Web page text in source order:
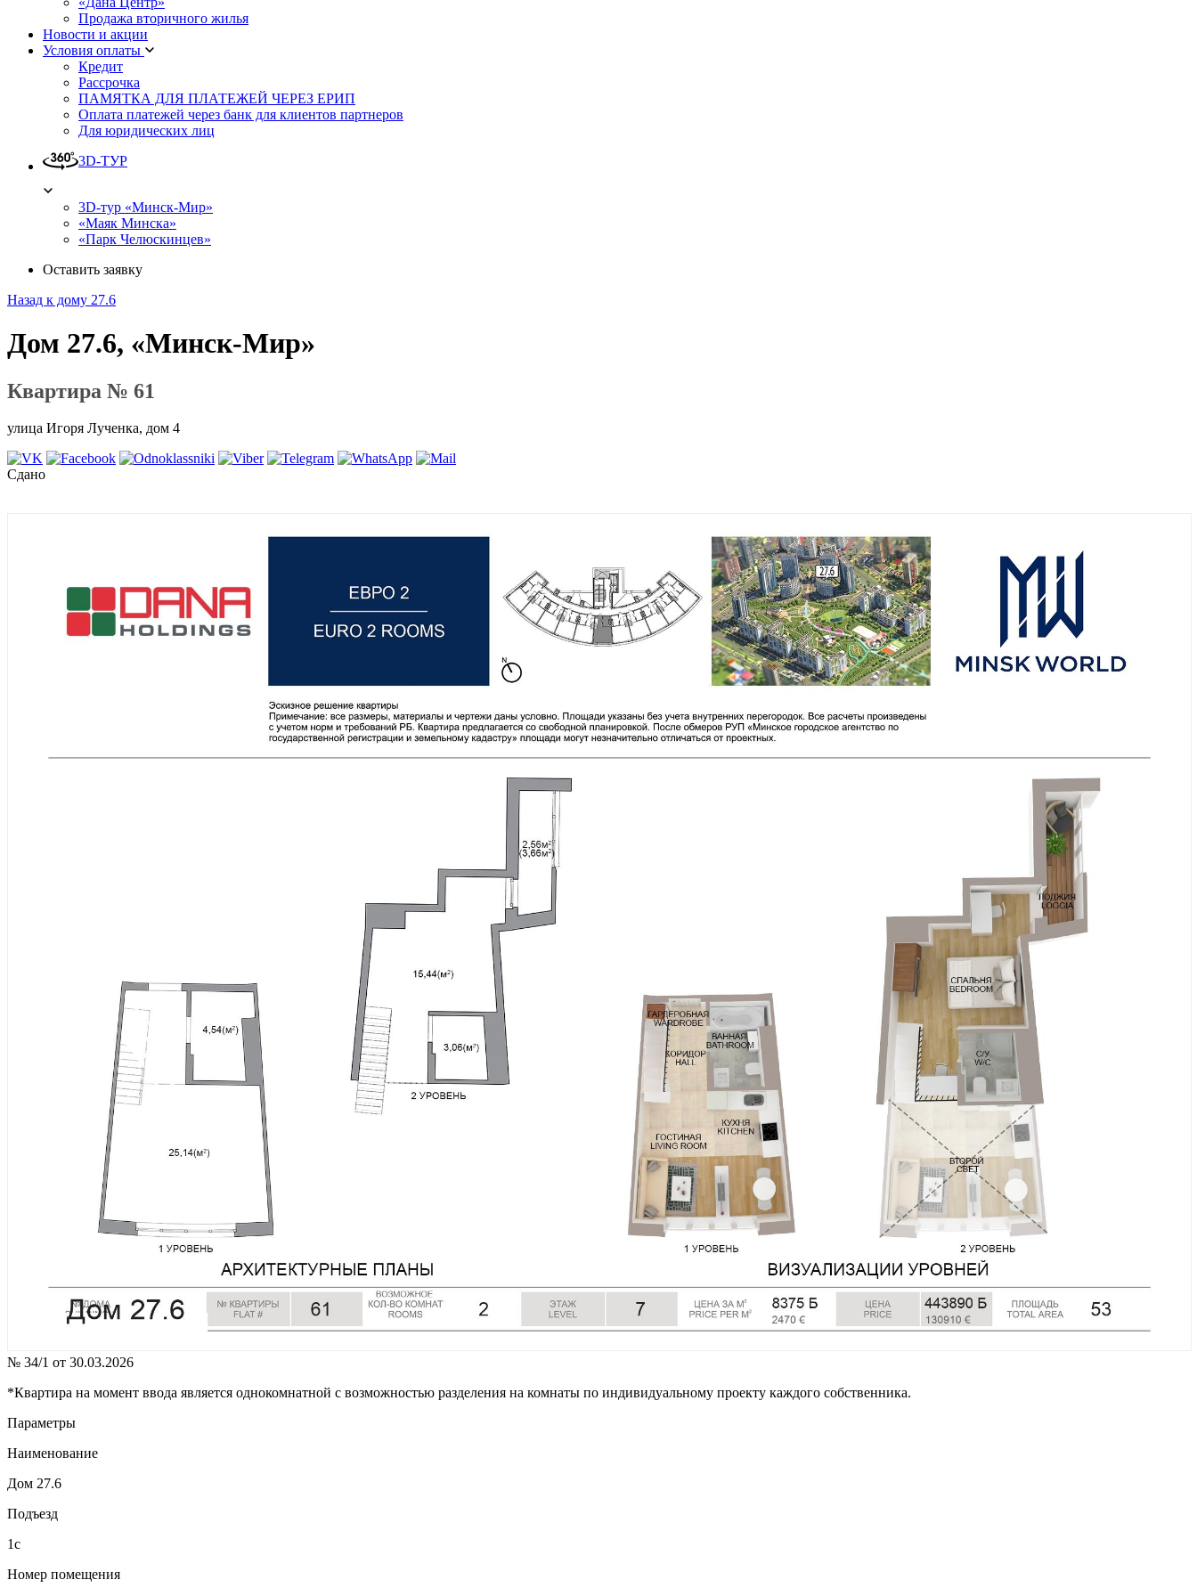
Продажа вторичного жилья
Новости и акции
Условия оплаты
Кредит
Рассрочка
ПАМЯТКА ДЛЯ ПЛАТЕЖЕЙ ЧЕРЕЗ ЕРИП
Оплата платежей через банк для клиентов партнеров
Для юридических лиц
3D-ТУР
3D-тур «Минск-Мир»
«Маяк Минска»
«Парк Челюскинцев»
Оставить заявку
Назад к дому 27.6
Дом 27.6, «Минск-Мир»
Квартира № 61
улица Игоря Лученка, дом 4
Сдано
№ 34/1 от 30.03.2026
*Квартира на момент ввода является однокомнатной с возможностью разделения на комнаты по индивидуальному проекту каждого собственника.
Параметры
Наименование
Дом 27.6
Подъезд
1с
Номер помещения